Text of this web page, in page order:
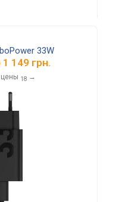
33W
1 149 грн.
цены 18 →